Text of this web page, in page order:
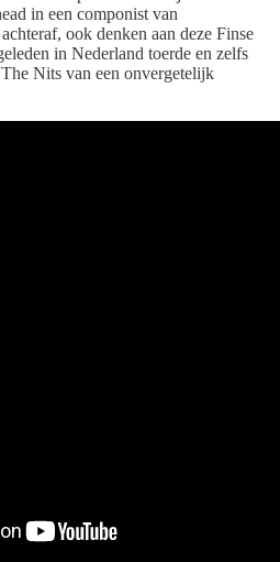
in een componist van
ook denken aan deze Finse
in Nederland toerde en zelfs
Nits van een onvergetelijk